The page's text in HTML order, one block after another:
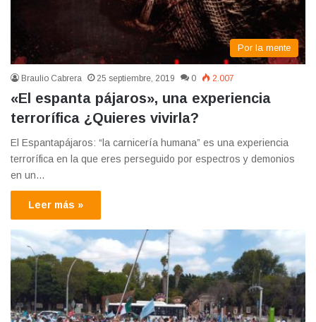
Por la mente
Braulio Cabrera 25 septiembre, 2019 0 2.007
«El espanta pájaros», una experiencia
terrorífica ¿Quieres vivirla?
El Espantapájaros: “la carnicería humana” es una experiencia
terrorífica en la que eres perseguido por espectros y demonios
en un…
Leer más »